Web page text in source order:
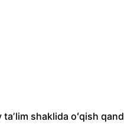
taʼlim shaklida oʻqish